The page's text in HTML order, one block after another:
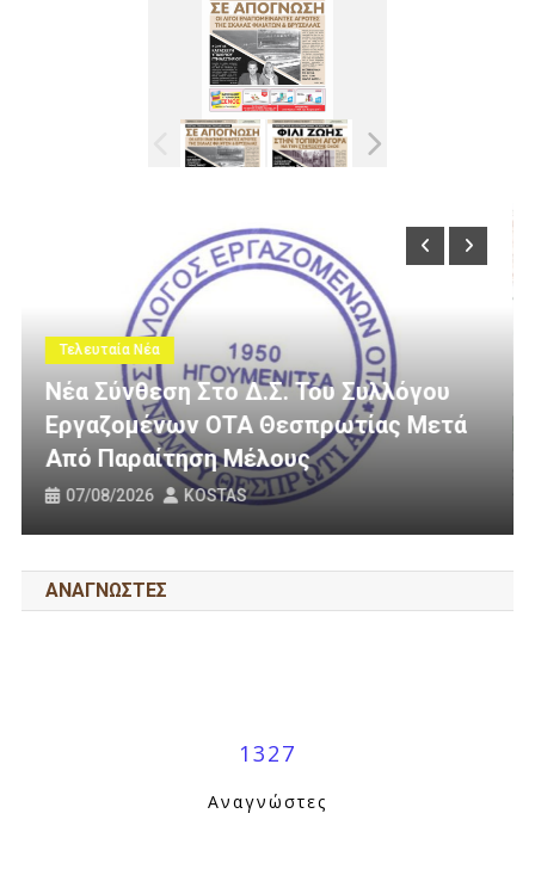
Τελευταία Νέα
3 Εκατομμύρια Ευρώ Για Αγροτική
Οδοποιία Στον Δήμο Ηγουμενίτσας
31/07/2026 KOSTAS
ΑΝΑΓΝΩΣΤΕΣ
1327
Αναγνώστες